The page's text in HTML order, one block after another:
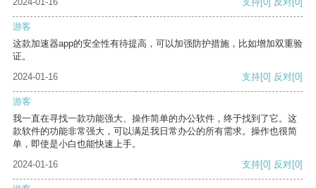
游客
这款加速器app的安全性有待提高，可以加强防护措施，比如增加双重验
证。
2024-01-16
支持[0] 反对[0]
游客
我一直在寻找一款功能强大、操作简单的办公软件，终于找到了它。这
款软件的功能非常强大，可以满足我日常办公的所有需求。操作也很简
单，即使是小白也能快速上手。
2024-01-16
支持[0] 反对[0]